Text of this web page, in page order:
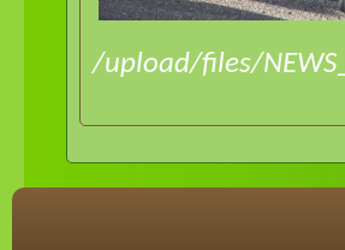
/upload/files/